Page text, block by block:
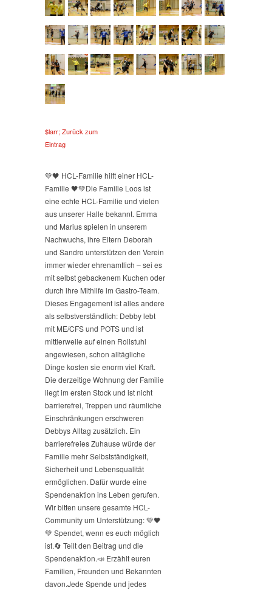
$larr; Zurück zum
Eintrag
💚🖤 HCL-Familie hilft einer HCL-
Familie 🖤💚Die Familie Loos ist
eine echte HCL-Familie und vielen
aus unserer Halle bekannt. Emma
und Marius spielen in unserem
Nachwuchs, ihre Eltern Deborah
und Sandro unterstützen den Verein
immer wieder ehrenamtlich – sei es
mit selbst gebackenem Kuchen oder
durch ihre Mithilfe im Gastro-Team.
Dieses Engagement ist alles andere
als selbstverständlich: Debby lebt
mit ME/CFS und POTS und ist
mittlerweile auf einen Rollstuhl
angewiesen, schon alltägliche
Dinge kosten sie enorm viel Kraft.
Die derzeitige Wohnung der Familie
liegt im ersten Stock und ist nicht
barrierefrei, Treppen und räumliche
Einschränkungen erschweren
Debbys Alltag zusätzlich. Ein
barrierefreies Zuhause würde der
Familie mehr Selbstständigkeit,
Sicherheit und Lebensqualität
ermöglichen. Dafür wurde eine
Spendenaktion ins Leben gerufen.
Wir bitten unsere gesamte HCL-
Community um Unterstützung: 💚🖤
💚 Spendet, wenn es euch möglich
ist.🔄 Teilt den Beitrag und die
Spendenaktion.📣 Erzählt euren
Familien, Freunden und Bekannten
davon.Jede Spende und jedes